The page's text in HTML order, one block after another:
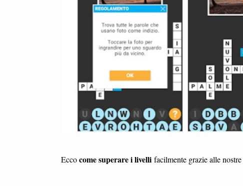
Eccocome superare i livelli facilmente grazie alle nostre